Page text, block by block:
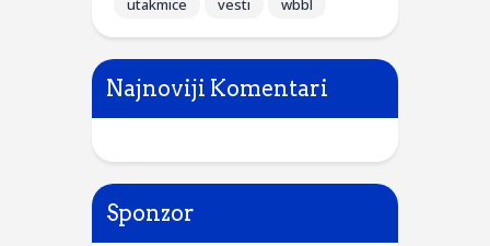
utakmice
vesti wbbl
Najnoviji Komentari
Sponzor